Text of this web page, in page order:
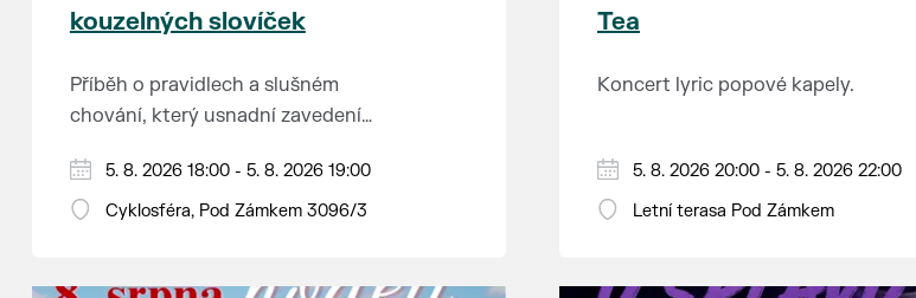
kouzelných slovíček
Příběh o pravidlech a slušném
chování, který usnadní zavedení
nové prostředí.
Hraje se jen za příznivého počasí.
Vstupné dobrovolné.
5. 8. 2026 18:00 - 5. 8. 2026 19:00
Cyklosféra, Pod Zámkem 3096/3
Tea
Koncert lyric popové kapely.
5. 8. 2026 20:00 - 5. 8. 2026 22:00
Letní terasa Pod Zámkem